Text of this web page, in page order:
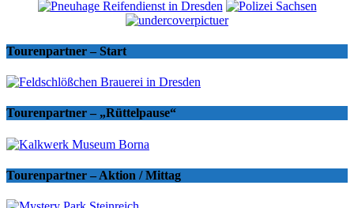
Tourenpartner – Start
Tourenpartner – „Rüttelpause“
Tourenpartner – Aktion / Mittag